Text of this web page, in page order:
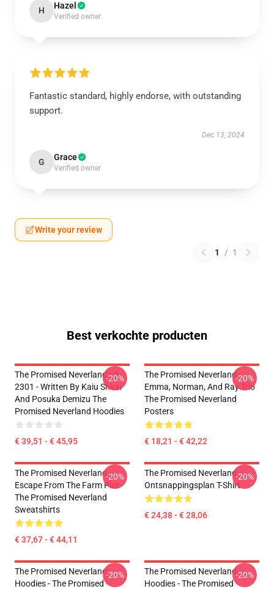
H Hazel
Verified owner
Fantastic standard, highly endorse, with outstanding
support.
Dec 13, 2024
G Grace
Verified owner
Write your review
1 / 1
Best verkochte producten
The Promised Neverland LA
2301 - Written By Kaiu Shirai
And Posuka Demizu The
Promised Neverland Hoodies
€ 39,51 - € 45,95
-20%
The Promised Neverland -
Emma, Norman, And Ray Trio
The Promised Neverland
Posters
€ 18,21 - € 42,22
-20%
The Promised Neverland -
Escape From The Farm Plot
The Promised Neverland
Sweatshirts
€ 37,67 - € 44,11
-20%
The Promised Neverland
Ontsnappingsplan T-Shirt
€ 24,38 - € 28,06
-20%
The Promised Neverland
Hoodies - The Promised
-20%
The Promised Neverland
Hoodies - The Promised
-20%